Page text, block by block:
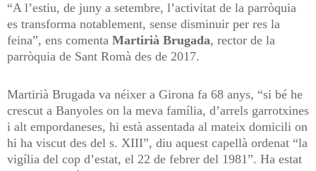
“A l’estiu, de juny a setembre, l’activitat de la parròquia
es transforma notablement, sense disminuir per res la
feina”, ens comenta Martirià Brugada, rector de la
parròquia de Sant Romà des de 2017.
Martirià Brugada va néixer a Girona fa 68 anys, “si bé he
crescut a Banyoles on la meva família, d’arrels garrotxines
i alt empordaneses, hi està assentada al mateix domicili on
hi ha viscut des del s. XIII”, diu aquest capellà ordenat “la
vigília del cop d’estat, el 22 de febrer del 1981”. Ha estat